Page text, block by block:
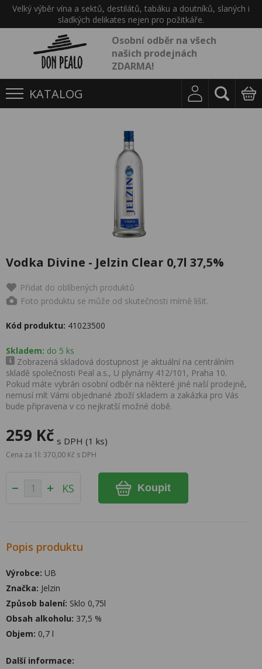
Velký výběr vína a sektů, destilátů, tabáku a doutníků, slaných i
sladkých delikates nejen pro požitkáře.
Osobní odběr na všech
našich prodejnách
ZDARMA!
KATALOG
Vodka Divine - Jelzin Clear 0,7l 37,5%
Přidat do oblíbených produktů
Foto produktu se může od skutečnosti mírně lišit.
Kód produktu: 41023500
Skladem: do 5 ks
Zobrazená skladová dostupnost je aktuální na centrálním
skladě společnosti Peal a.s., U plynárny 412/101, Praha 10.
Pokud máte vybrán osobní odběr na některé jiné naší prodejně,
nemusí mít Vámi objednané zboží skladem a zakázka pro Vás
bude připravena v co nejkratší možné době.
259 Kč s DPH (1 ks)
Cena za 1l: 370,00 Kč s DPH
KS Koupit
Popis produktu
Výrobce: UB
Značka: Jelzin
Způsob balení: Sklo 0,75l
Obsah alkoholu: 37,5 %
Objem: 0,7 l
Další informace: